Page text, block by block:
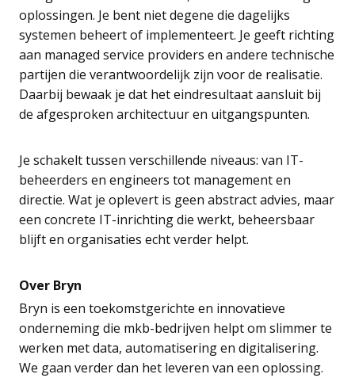
oplossingen. Je bent niet degene die dagelijks
systemen beheert of implementeert. Je geeft richting
aan managed service providers en andere technische
partijen die verantwoordelijk zijn voor de realisatie.
Daarbij bewaak je dat het eindresultaat aansluit bij
de afgesproken architectuur en uitgangspunten.
Je schakelt tussen verschillende niveaus: van IT-
beheerders en engineers tot management en
directie. Wat je oplevert is geen abstract advies, maar
een concrete IT-inrichting die werkt, beheersbaar
blijft en organisaties echt verder helpt.
Over Bryn
Bryn is een toekomstgerichte en innovatieve
onderneming die mkb-bedrijven helpt om slimmer te
werken met data, automatisering en digitalisering.
We gaan verder dan het leveren van een oplossing.